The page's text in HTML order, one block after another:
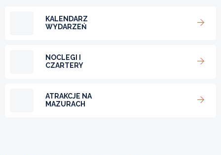
KALENDARZ
WYDARZEŃ
NOCLEGI I
CZARTERY
ATRAKCJE NA
MAZURACH